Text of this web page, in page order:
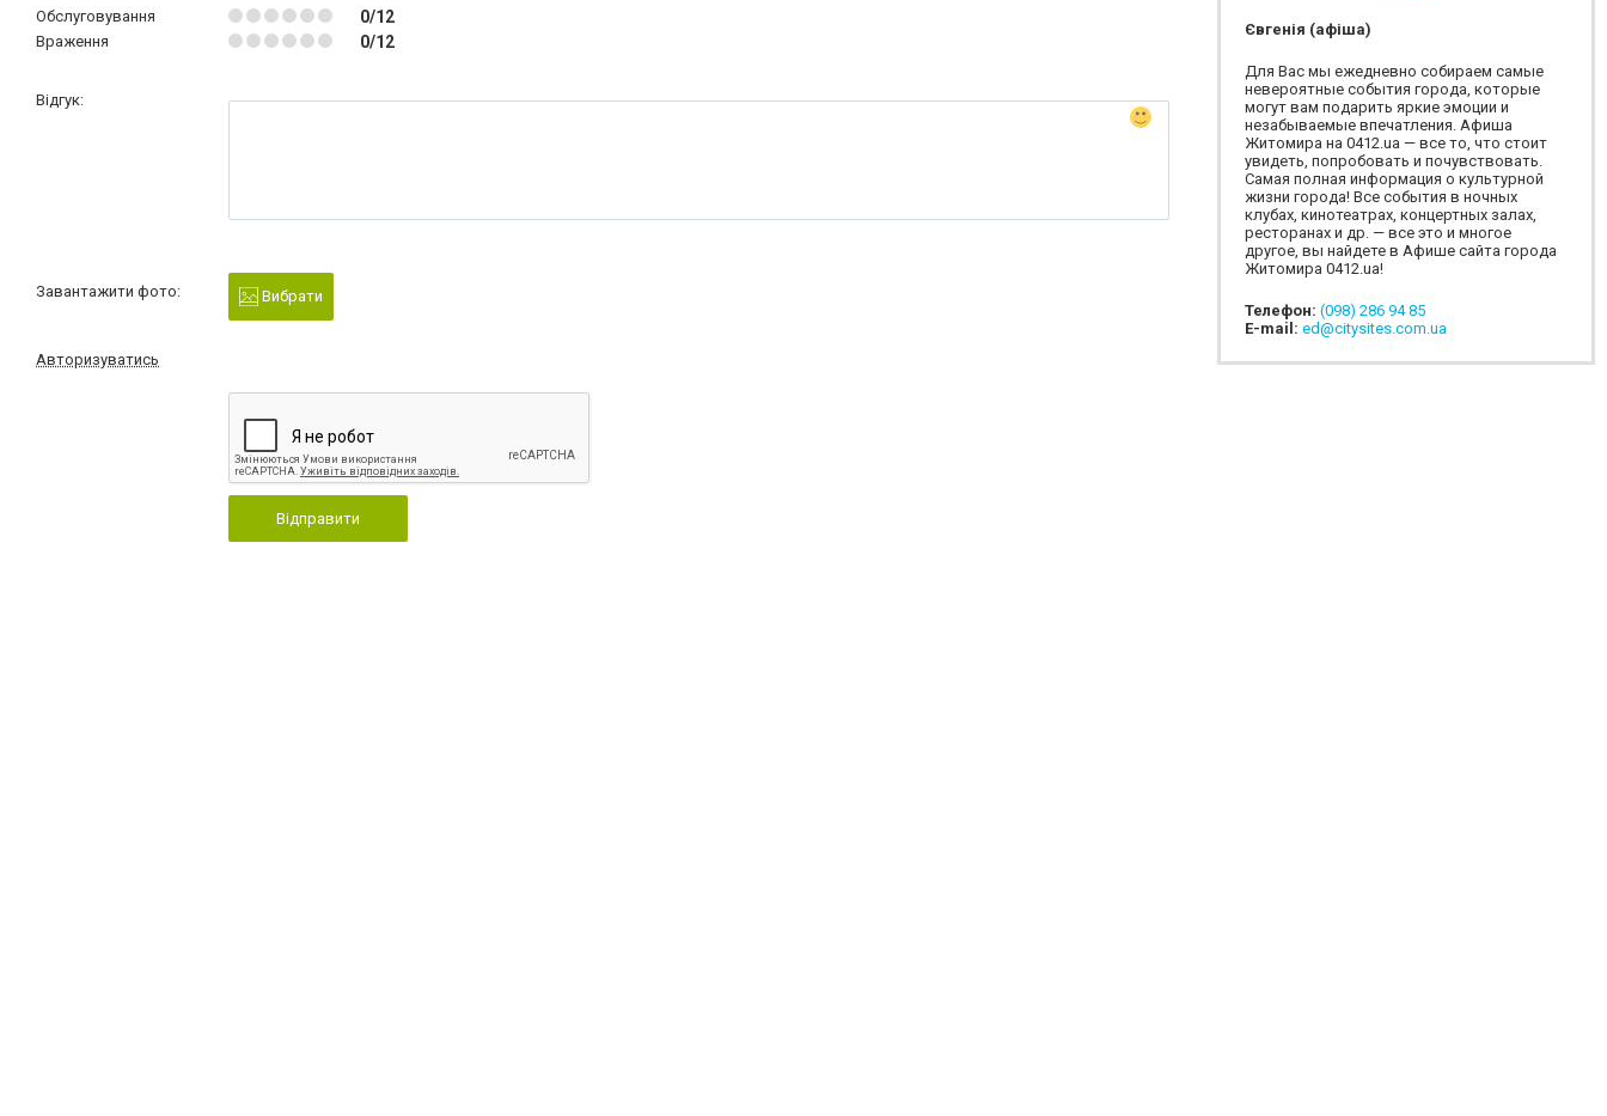
Обслуговування 0/12
Враження 0/12
Відгук:
Завантажити фото: Вибрати
Авторизуватись
Відправити
Євгенія (афіша)
Для Вас мы ежедневно собираем самые
невероятные события города, которые
могут вам подарить яркие эмоции и
незабываемые впечатления. Афиша
Житомира на 0412.ua — все то, что стоит
увидеть, попробовать и почувствовать.
Самая полная информация о культурной
жизни города! Все события в ночных
клубах, кинотеатрах, концертных залах,
ресторанах и др. — все это и многое
другое, вы найдете в Афише сайта города
Житомира 0412.ua!
Телефон: (098) 286 94 85
E-mail: ed@citysites.com.ua